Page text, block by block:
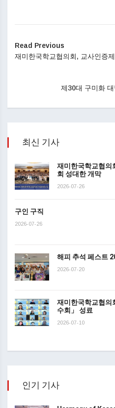
Read Previous
재미한국학교협의회, 교사인증
제30대 구미화
최신 기사
재미한국학교협의
회 성대한 개막
2026-07-26
구인 구직
2026-07-26
해피 추석 페스트
2026-07-20
재미한국학교협의
수회」 성료
2026-07-10
인기 기사